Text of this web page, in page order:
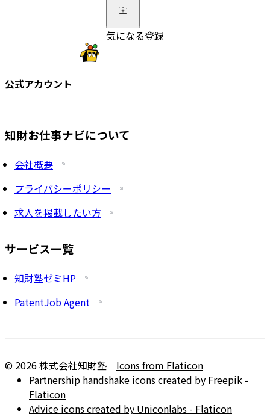
気になる登録
公式アカウント
知財お仕事ナビについて
会社概要
プライバシーポリシー
求人を掲載したい方
サービス一覧
知財塾ゼミHP
PatentJob Agent
© 2026株式会社知財塾
Icons from Flaticon
Partnership handshake icons created by Freepik -
Flaticon
Advice icons created by Uniconlabs - Flaticon